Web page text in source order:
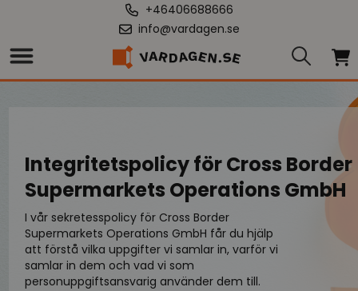
+46406688666
info@vardagen.se
Integritetspolicy för Cross Border
Supermarkets Operations GmbH
I vår sekretesspolicy för Cross Border
Supermarkets Operations GmbH får du hjälp
att förstå vilka uppgifter vi samlar in, varför vi
samlar in dem och vad vi som
personuppgiftsansvarig använder dem till.